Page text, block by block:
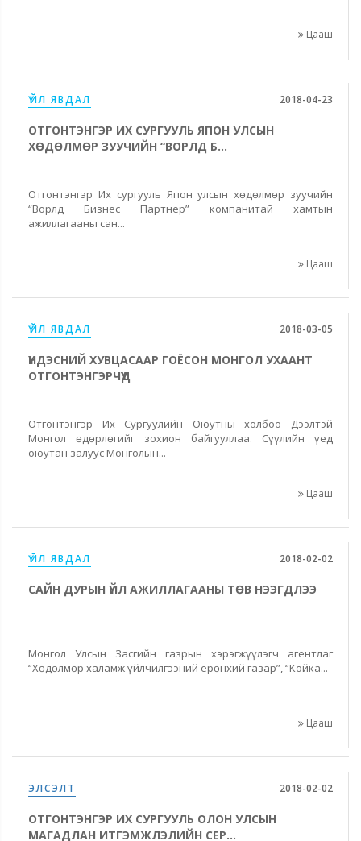
Цааш
ҮЙЛ ЯВДАЛ 2018-04-23
ОТГОНТЭНГЭР ИХ СУРГУУЛЬ ЯПОН УЛСЫН
ХӨДӨЛМӨР ЗУУЧИЙН “ВОРЛД Б...
Отгонтэнгэр Их сургууль Япон улсын хөдөлмөр зуучийн
“Ворлд Бизнес Партнер” компанитай хамтын
ажиллагааны сан...
Цааш
ҮЙЛ ЯВДАЛ 2018-03-05
ҮНДЭСНИЙ ХУВЦАСААР ГОЁСОН МОНГОЛ УХААНТ
ОТГОНТЭНГЭРЧҮҮД
Отгонтэнгэр Их Сургуулийн Оюутны холбоо Дээлтэй
Монгол өдөрлөгийг зохион байгууллаа. Сүүлийн үед
оюутан залуус Монголын...
Цааш
ҮЙЛ ЯВДАЛ 2018-02-02
САЙН ДУРЫН ҮЙЛ АЖИЛЛАГААНЫ ТӨВ НЭЭГДЛЭЭ
Монгол Улсын Засгийн газрын хэрэгжүүлэгч агентлаг
“Хөдөлмөр халамж үйлчилгээний ерөнхий газар”, “Койка...
Цааш
ЭЛСЭЛТ 2018-02-02
ОТГОНТЭНГЭР ИХ СУРГУУЛЬ ОЛОН УЛСЫН
МАГАДЛАН ИТГЭМЖЛЭЛИЙН СЕР...